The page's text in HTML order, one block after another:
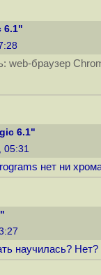
6.1"
web-браузер
6.1"
05:31
нет ни
научилась?